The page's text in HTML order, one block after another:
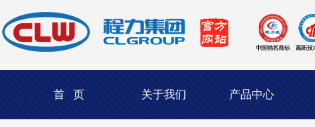
首 页 关于我们 产品中心